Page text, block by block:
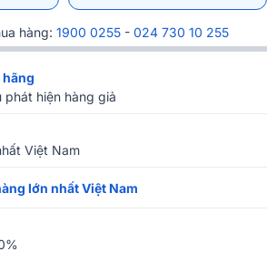
hàng: 1900 0255 - 024 730 10 255
hãng
hiện hàng giả
Việt Nam
lớn nhất Việt Nam